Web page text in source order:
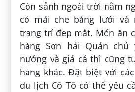
Còn sảnh ngoài trời nằm
có mái che bằng lưới và
trang trí đẹp mắt. Món ăn
hàng Sơn hải Quán
nướng và giá cả thì cũng
hàng khác. Đặt biệt với
du lịch Cô Tô có thể yêu